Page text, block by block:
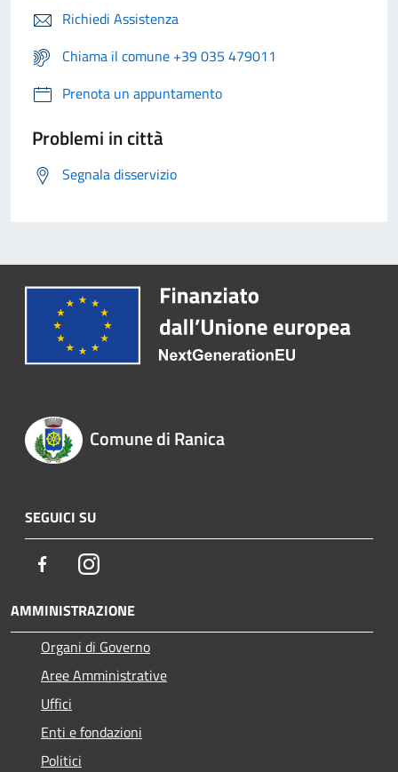
Richiedi Assistenza
Chiama il comune +39 035 479011
Prenota un appuntamento
Problemi in città
Segnala disservizio
Comune di Ranica
SEGUICI SU
FacebookInstagram
AMMINISTRAZIONE
Organi di Governo
Aree Amministrative
Uffici
Enti e fondazioni
Politici